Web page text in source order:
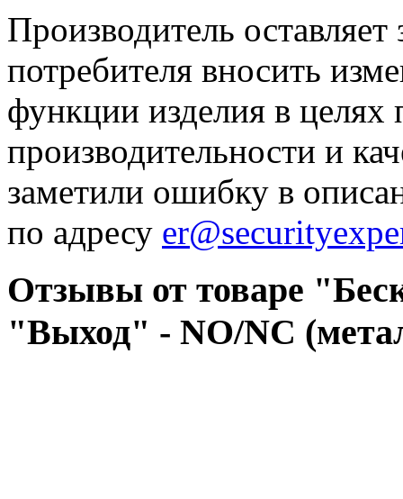
Производитель
потребителя вносить
функции изделия в
производительности и
заметили ошибку в
по адресу
Отзывы от товаре
"Выход" - NO/NC